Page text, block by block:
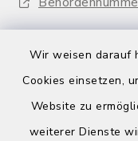
Wir weisen darauf
Cookies einsetzen,
Website zu
weiterer Dienste